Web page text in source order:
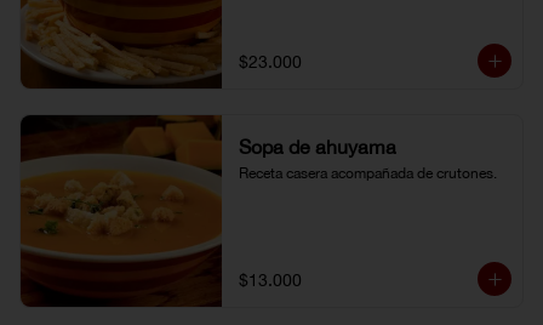
$23.000
Sopa de ahuyama
Receta casera acompañada de crutones.
$13.000